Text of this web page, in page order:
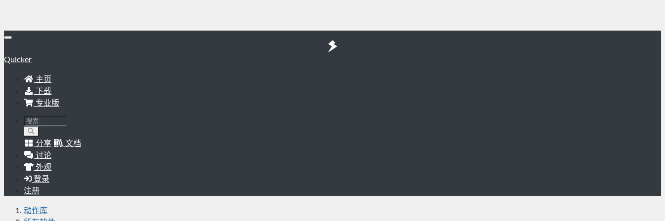
Quicker
主页
下载
专业版
分享
文档
讨论
外观
登录
注册
动作库